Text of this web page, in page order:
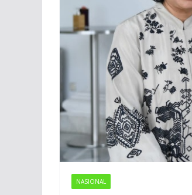
NASIONAL